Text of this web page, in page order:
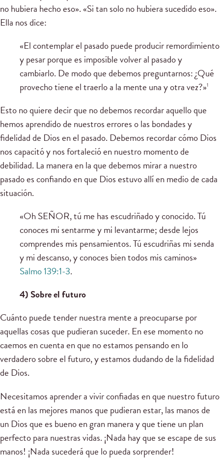
no hubiera hecho eso». «Si tan solo no hubiera sucedido eso».
Ella nos dice:
«El contemplar el pasado puede producir remordimiento
y pesar porque es imposible volver al pasado y
cambiarlo. De modo que debemos preguntarnos: ¿Qué
provecho tiene el traerlo a la mente una y otra vez?»1
Esto no quiere decir que no debemos recordar aquello que
hemos aprendido de nuestros errores o las bondades y
fidelidad de Dios en el pasado. Debemos recordar cómo Dios
nos capacitó y nos fortaleció en nuestro momento de
debilidad. La manera en la que debemos mirar a nuestro
pasado es confiando en que Dios estuvo allí en medio de cada
situación.
«Oh SEÑOR, tú me has escudriñado y conocido. Tú
conoces mi sentarme y mi levantarme; desde lejos
comprendes mis pensamientos. Tú escudriñas mi senda
y mi descanso, y conoces bien todos mis caminos»
Salmo 139:1-3.
4) Sobre el futuro
Cuánto puede tender nuestra mente a preocuparse por
aquellas cosas que pudieran suceder. En ese momento no
caemos en cuenta en que no estamos pensando en lo
verdadero sobre el futuro, y estamos dudando de la fidelidad
de Dios.
Necesitamos aprender a vivir confiadas en que nuestro futuro
está en las mejores manos que pudieran estar, las manos de
un Dios que es bueno en gran manera y que tiene un plan
perfecto para nuestras vidas. ¡Nada hay que se escape de sus
manos! ¡Nada sucederá que lo pueda sorprender!